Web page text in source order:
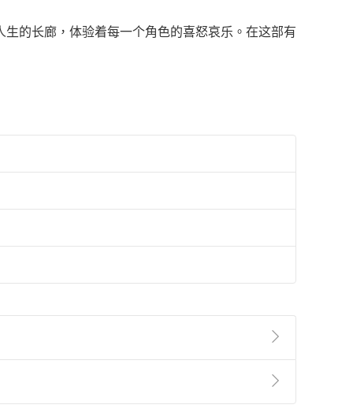
的长廊，体验着每一个角色的喜怒哀乐。在这部有
第2條第5款之規定，「非以有形媒介提供之數位